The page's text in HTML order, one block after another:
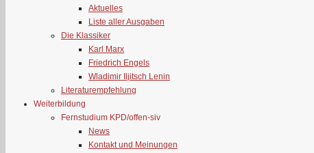
Aktuelles
Liste aller Ausgaben
Die Klassiker
Karl Marx
Friedrich Engels
Wladimir Iljitsch Lenin
Literaturempfehlung
Weiterbildung
Fernstudium KPD/offen-siv
News
Kontakt und Meinungen